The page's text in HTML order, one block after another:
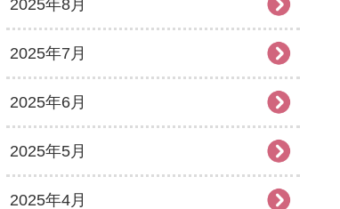
2025年8月
2025年7月
2025年6月
2025年5月
2025年4月